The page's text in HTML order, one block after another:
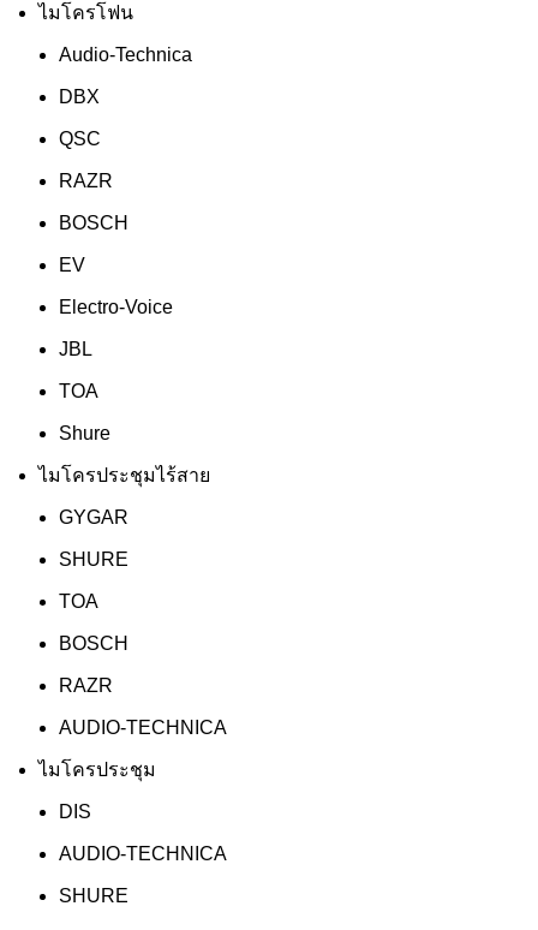
ไมโครโฟน
Audio-Technica
DBX
QSC
RAZR
BOSCH
EV
Electro-Voice
JBL
TOA
Shure
ไมโครประชุมไร้สาย
GYGAR
SHURE
TOA
BOSCH
RAZR
AUDIO-TECHNICA
ไมโครประชุม
DIS
AUDIO-TECHNICA
SHURE